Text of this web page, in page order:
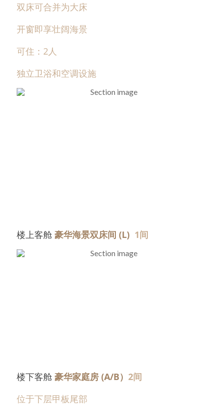
双床可合并为大床
开窗即享壮阔海景
可住：2人
独立卫浴和空调设施
楼上客舱 豪华海景双床间 (L) 1间
楼下客舱 豪华家庭房 (A/B） 2间
位于下层甲板尾部